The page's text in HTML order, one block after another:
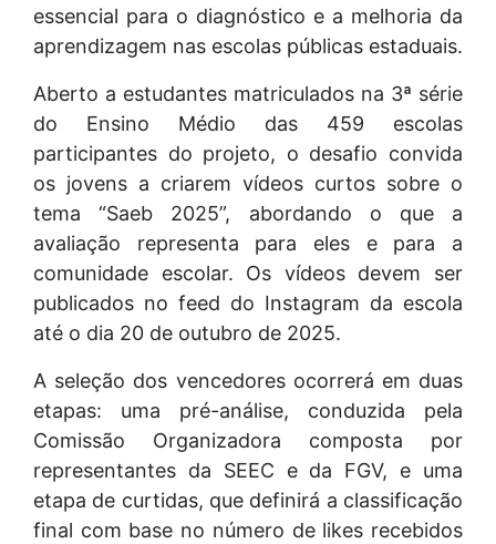
essencial para o diagnóstico e a melhoria da
aprendizagem nas escolas públicas estaduais.
Aberto a estudantes matriculados na 3ª série
do Ensino Médio das 459 escolas
participantes do projeto, o desafio convida
os jovens a criarem vídeos curtos sobre o
tema “Saeb 2025”, abordando o que a
avaliação representa para eles e para a
comunidade escolar. Os vídeos devem ser
publicados no feed do Instagram da escola
até o dia 20 de outubro de 2025.
A seleção dos vencedores ocorrerá em duas
etapas: uma pré-análise, conduzida pela
Comissão Organizadora composta por
representantes da SEEC e da FGV, e uma
etapa de curtidas, que definirá a classificação
final com base no número de likes recebidos